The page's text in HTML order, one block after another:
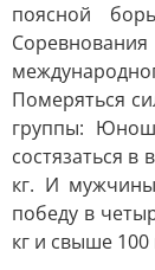
поясной
Померяться
группы:
состязаться в
кг. И
победу в
кг и свыше 100